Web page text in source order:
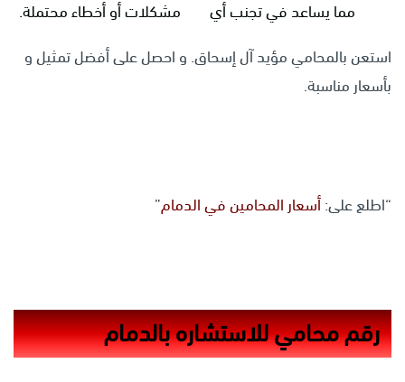
مما يساعد في تجنب أي مشكلات أو أخطاء محتملة.
استعن بالمحامي مؤيد آل إسحاق. و احصل على أفضل تمثيل و
بأسعار مناسبة.
“اطلع على:أسعار المحامين في الدمام”
رقم محامي للاستشاره بالدمام